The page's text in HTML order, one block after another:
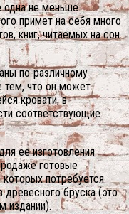
одна не меньше
примет на себя много
книг, читаемых на сон
по-различному
тем, что он может
кровати, в
соответствующие
ее изготовления
готовые
потребуется
бруска (это
издании).